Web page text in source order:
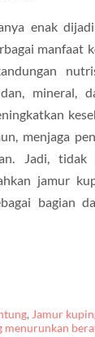
enak
manfaat
mineral,
menjaga
Jadi, tidak
jamur
bagian
, Jamur
menurunkan